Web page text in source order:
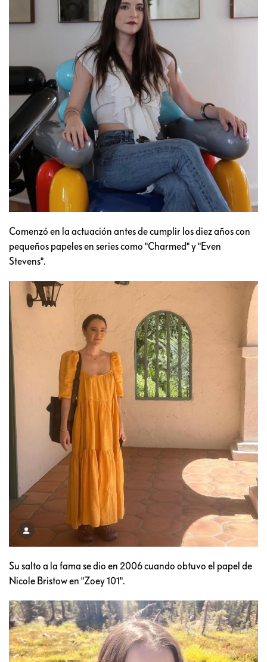
Comenzó en la actuación antes de cumplir los diez años con
pequeños papeles en series como "Charmed" y "Even
Stevens".
Su salto a la fama se dio en 2006 cuando obtuvo el papel de
Nicole Bristow en "Zoey 101".